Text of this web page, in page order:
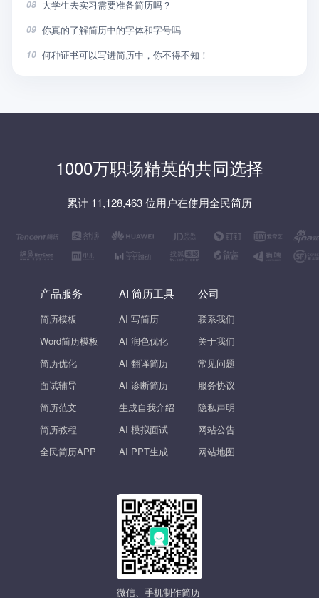
08 大学生去实习需要准备简历吗？
09 你真的了解简历中的字体和字号吗
10 何种证书可以写进简历中，你不得不知！
1000万职场精英的共同选择
累计 11,128,463 位用户在使用全民简历
产品服务
简历模板
Word简历模板
简历优化
面试辅导
简历范文
简历教程
全民简历APP
AI 简历工具
AI 写简历
AI 润色优化
AI 翻译简历
AI 诊断简历
生成自我介绍
AI 模拟面试
AI PPT生成
公司
联系我们
关于我们
常见问题
服务协议
隐私声明
网站公告
网站地图
微信、手机制作简历